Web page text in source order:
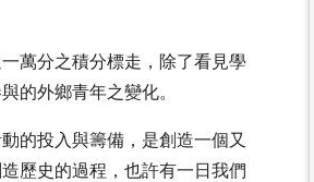
萬分之積分標走，除了看見學
的外鄉青年之變化。
的投入與籌備，是創造一個又
歷史的過程，也許有一日我們